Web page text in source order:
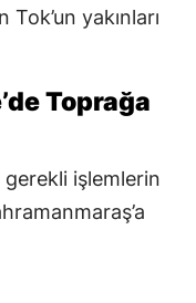
Tok’un yakınları
Toprağa
işlemlerin